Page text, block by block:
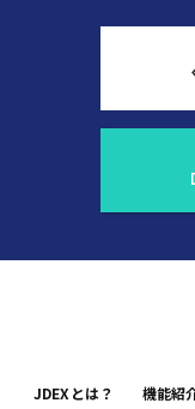
JDEXとは？ 機能紹